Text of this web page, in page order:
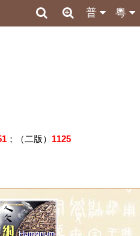
粵
普
；（二版） 1125